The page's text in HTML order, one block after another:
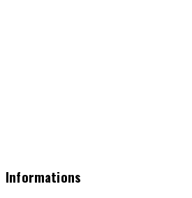
Informations